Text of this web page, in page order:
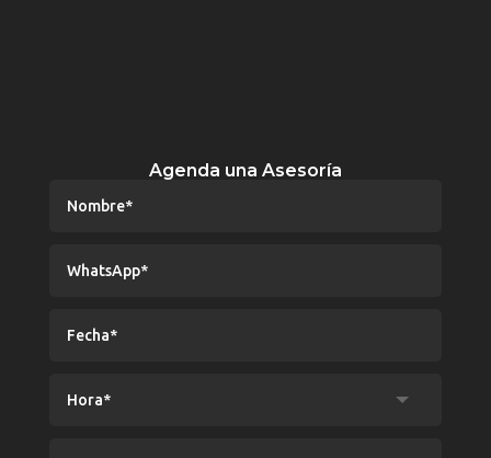
Agenda una Asesoría